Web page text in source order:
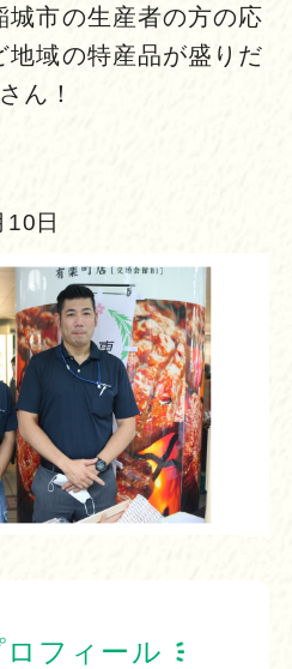
城市の生産者の方の応
地域の特産品が盛りだ
ん！
日
フィール